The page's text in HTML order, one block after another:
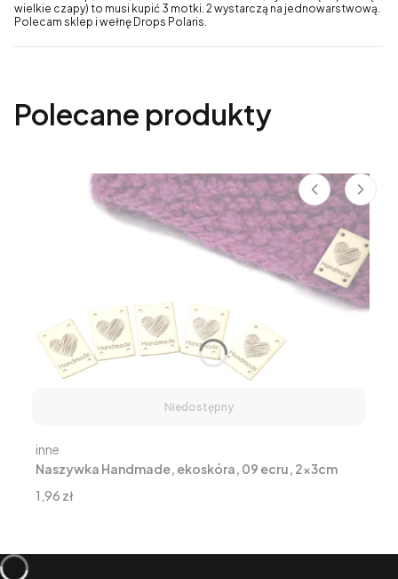
wielkie czapy) to musi kupić 3 motki. 2 wystarczą na jednowarstwową.
Polecam sklep i wełnę Drops Polaris.
Polecane produkty
Niedostępny
Naszywka Handmade, ekoskóra, 09 ecru, 2x3cm
Producent
inne
Cena
1,96 zł